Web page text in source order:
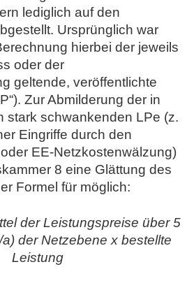
lediglich auf den
Ursprünglich war
hierbei der jeweils
oder der
geltende, veröffentlichte
“). Zur Abmilderung der in
stark schwankenden LPe (z.
Eingriffe durch den
EE-Netzkostenwälzung)
8 eine Glättung des
Formel für möglich:
der Leistungspreise über 5
der Netzebene x bestellte
Leistung